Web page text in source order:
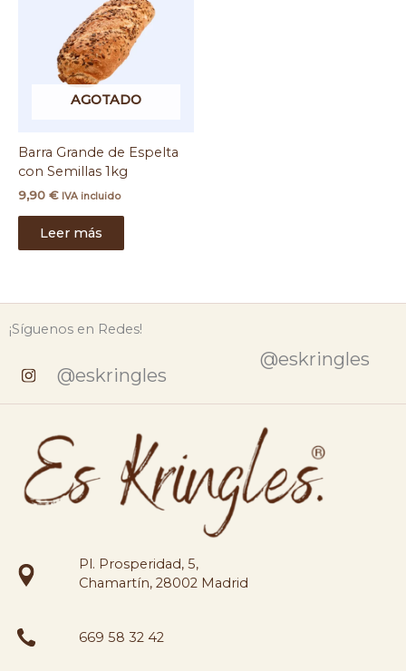
AGOTADO
Barra Grande de Espelta
con Semillas 1kg
9,90 € IVA incluido
Leer más
¡Síguenos en Redes!
@eskringles
@eskringles
Pl. Prosperidad, 5,
Chamartín, 28002 Madrid
669 58 32 42